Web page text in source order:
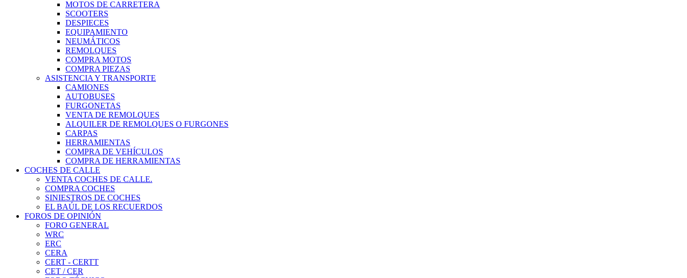
MOTOS DE CARRETERA
SCOOTERS
DESPIECES
EQUIPAMIENTO
NEUMÁTICOS
REMOLQUES
COMPRA MOTOS
COMPRA PIEZAS
ASISTENCIA Y TRANSPORTE
CAMIONES
AUTOBUSES
FURGONETAS
VENTA DE REMOLQUES
ALQUILER DE REMOLQUES O FURGONES
CARPAS
HERRAMIENTAS
COMPRA DE VEHÍCULOS
COMPRA DE HERRAMIENTAS
COCHES DE CALLE
VENTA COCHES DE CALLE.
COMPRA COCHES
SINIESTROS DE COCHES
EL BAÚL DE LOS RECUERDOS
FOROS DE OPINIÓN
FORO GENERAL
WRC
ERC
CERA
CERT - CERTT
CET / CER